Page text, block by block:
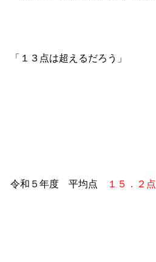
「１３点は超えるだろう」
令和５年度 平均点 １５．２点